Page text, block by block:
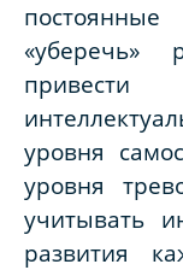
«уберечь»
уровня
уровня
учитывать
развития